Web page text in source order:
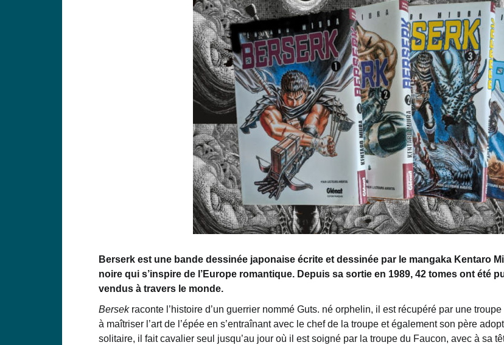
Berserk est une bande dessinée japonaise écrite et dessinée par le mangaka Kentaro
noire qui s’inspire de l’Europe romantique. Depuis sa sortie en 1989, 42 tomes ont été
vendus à travers le monde.
Bersekraconte l’histoire d’un guerrier nommé Guts. né orphelin, il est récupéré par une
à maîtriser l’art de l’épée en s’entraînant avec le chef de la troupe et également son père
solitaire, il fait cavalier seul jusqu’au jour où il est soigné par la troupe du Faucon, avec à sa